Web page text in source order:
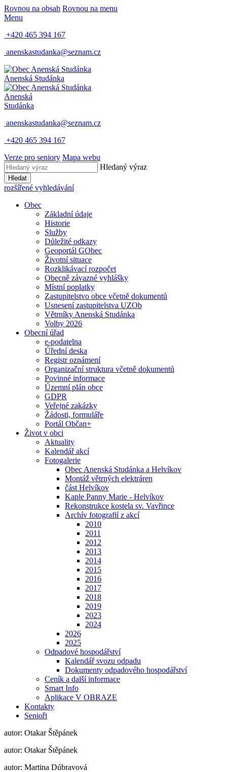
Rovnou na obsah Rovnou na menu
Menu
+420 465 394 167
anenskastudanka@seznam.cz
Anenská Studánka
Anenská
Studánka
anenskastudanka@seznam.cz
+420 465 394 167
Verze pro seniory Mapa webu
Hledaný výraz
Hledat
rozšířené vyhledávání
Obec
Základní údaje
Historie
Služby
Důležité odkazy
Geoportál GObec
Životní situace
Rozklikávací rozpočet
Obecně závazné vyhlášky
Místní poplatky
Zastupitelstvo obce včetně dokumentů
Usnesení zastupitelstva UZOb
Větrníky Anenská Studánka
Volby 2026
Obecní úřad
e-podatelna
Úřední deska
Registr oznámení
Organizační struktura včetně dokumentů
Povinné informace
Územní plán obce
GDPR
Veřejné zakázky
Žádosti, formuláře
Portál Občan+
Život v obci
Aktuality
Kalendář akcí
Fotogalerie
Obec Anenská Studánka a Helvíkov
Montáž větrných elektráren
část Helvíkov
Kaple Panny Marie - Helvíkov
Rekonstrukce kostela sv. Vavřince
Archív fotografií z akcí
2010
2011
2012
2013
2014
2015
2016
2017
2018
2019
2023
2024
2026
2025
Odpadové hospodářství
Kalendář svozu odpadu
Dokumenty odpadového hospodářství
Ceník a další informace
Smart Info
Aplikace V OBRAZE
Kontakty
Senioři
autor: Otakar Štěpánek
autor: Otakar Štěpánek
autor: Martina Dúbravová